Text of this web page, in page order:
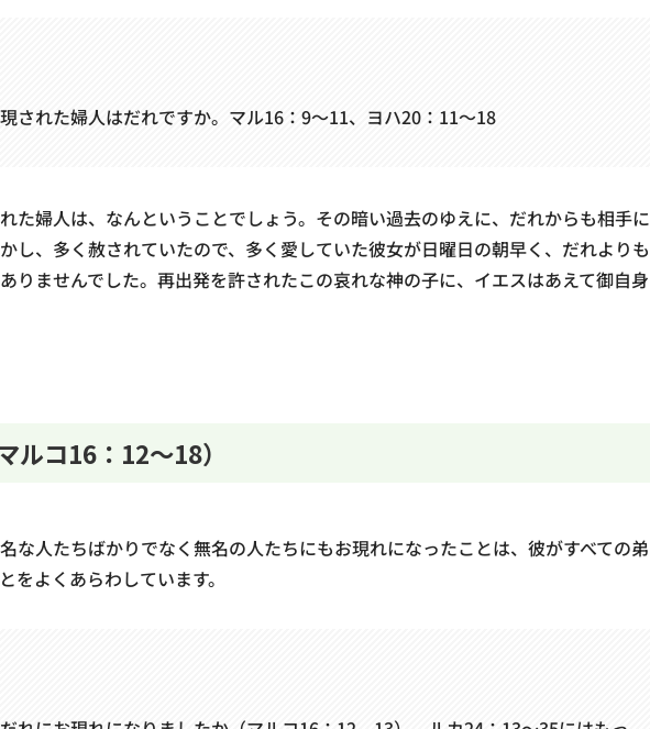
された婦人はだれですか。マル16：9～11、ヨハ20：11～18
た婦人は、なんということでしょう。その暗い過去のゆえに、だれからも相手に
し、多く赦されていたので、多く愛していた彼女が日曜日の朝早く、だれよりも
りませんでした。再出発を許されたこの哀れな神の子に、イエスはあえて御自身
ルコ16：12～18）
な人たちばかりでなく無名の人たちにもお現れになったことは、彼がすべての弟
をよくあらわしています。